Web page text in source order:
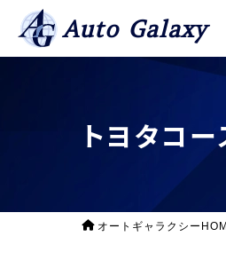
Auto Galaxy
トヨタコー
オートギャラクシー